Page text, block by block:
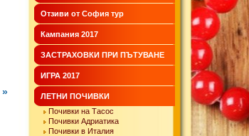
»
Отзиви от София тур
Кампания 2017
ЗАСТРАХОВКИ ПРИ ПЪТУВАНЕ
ИГРА 2017
ЛЕТНИ ПОЧИВКИ
Почивки на Тасос
Почивки Адриатика
Почивки в Италия